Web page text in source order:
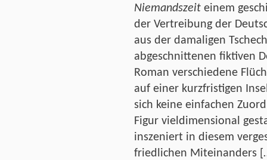
Niemandszeit einem
der Vertreibung der
aus der damaligen
abgeschnittenen fiktiven
Roman verschiedene
auf einer kurzfristigen
sich keine einfachen
Figur vieldimensional
inszeniert in diesem
friedlichen Miteinanders